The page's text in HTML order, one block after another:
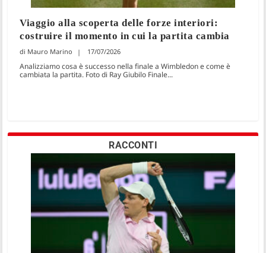
Viaggio alla scoperta delle forze interiori:
costruire il momento in cui la partita cambia
Mauro Marino 17/07/2026
Analizziamo cosa è successo nella finale a Wimbledon e come è
cambiata la partita. Foto di Ray Giubilo Finale...
RACCONTI